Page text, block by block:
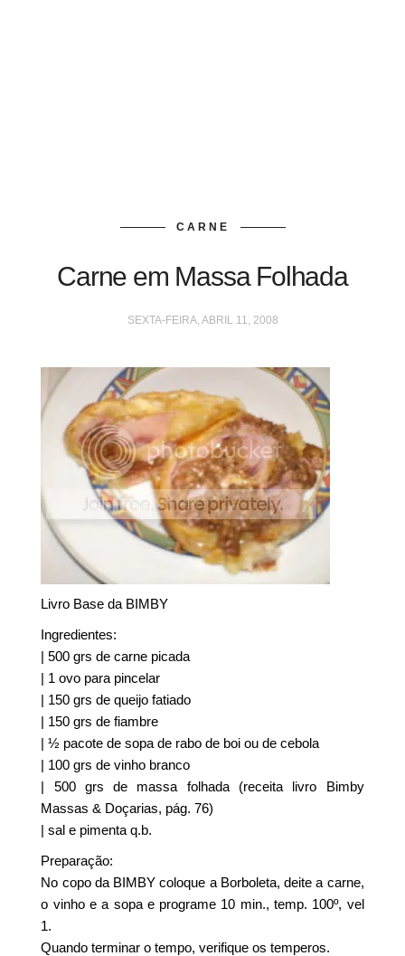
CARNE
Carne em Massa Folhada
SEXTA-FEIRA, ABRIL 11, 2008
Livro Base da BIMBY
Ingredientes:
| 500 grs de carne picada
| 1 ovo para pincelar
| 150 grs de queijo fatiado
| 150 grs de fiambre
| ½ pacote de sopa de rabo de boi ou de cebola
| 100 grs de vinho branco
| 500 grs de massa folhada (receita livro Bimby
Massas & Doçarias, pág. 76)
| sal e pimenta q.b.
Preparação:
No copo da BIMBY coloque a Borboleta, deite a carne,
o vinho e a sopa e programe 10 min., temp. 100º, vel
1.
Quando terminar o tempo, verifique os temperos.